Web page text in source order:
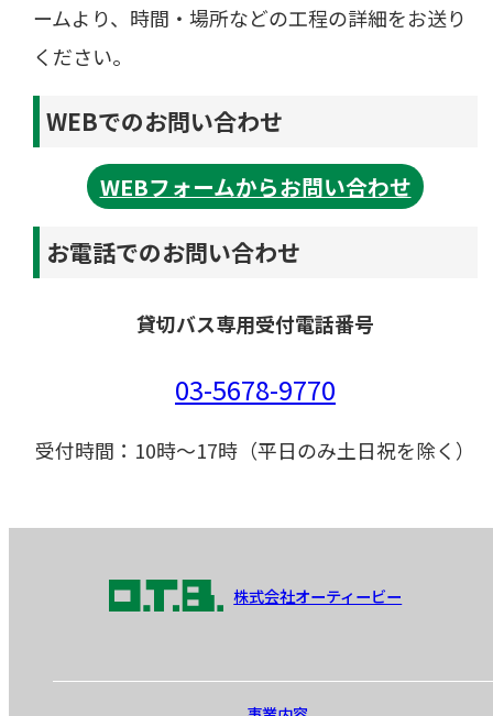
ームより、時間・場所などの工程の詳細をお送り
ください。
WEBでのお問い合わせ
WEBフォームからお問い合わせ
お電話でのお問い合わせ
貸切バス専用受付電話番号
03-5678-9770
受付時間：10時～17時（平日のみ土日祝を除く）
株式会社オーティービー